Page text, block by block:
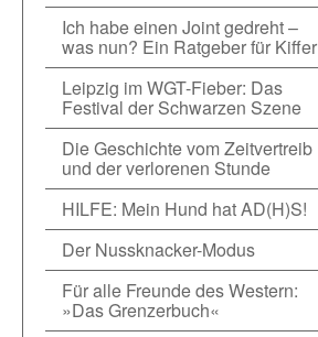
Ich habe einen Joint gedreht –
was nun? Ein Ratgeber für Kiffer
Leipzig im WGT-Fieber: Das
Festival der Schwarzen Szene
Die Geschichte vom Zeitvertreib
und der verlorenen Stunde
HILFE: Mein Hund hat AD(H)S!
Der Nussknacker-Modus
Für alle Freunde des Western:
»Das Grenzerbuch«